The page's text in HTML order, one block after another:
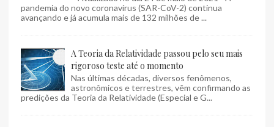
pandemia do novo coronavírus (SAR-CoV-2) continua
avançando e já acumula mais de 132 milhões de ...
A Teoria da Relatividade passou pelo seu mais
rigoroso teste até o momento
Nas últimas décadas, diversos fenômenos,
astronômicos e terrestres, vêm confirmando as
predições da Teoria da Relatividade (Especial e G...